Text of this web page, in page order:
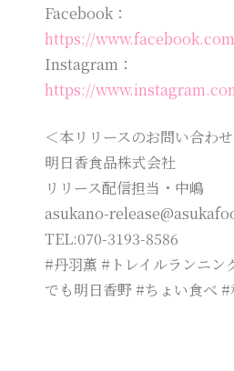
Facebook：
https://
Instagram：
https://
＜本リリースのお問い合わ
明日香食品株式会社
リリース配信担当・中嶋
asukano-
TEL:070-3193-8586
#丹羽薫 #トレイルランニン
でも明日香野 #ちょい食べ